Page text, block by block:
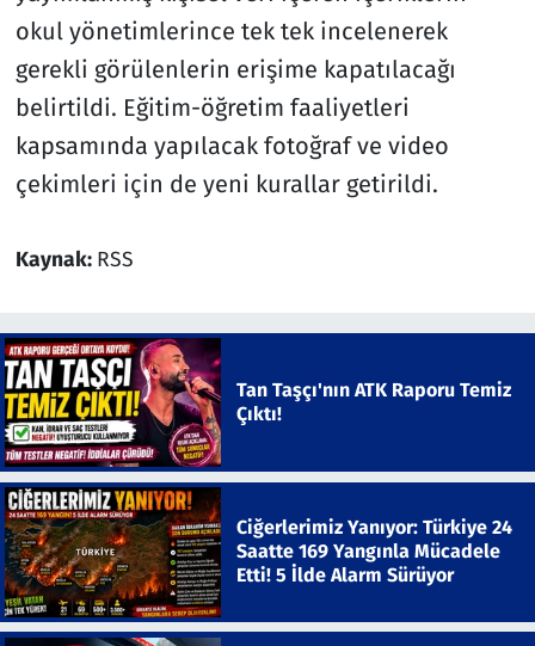
okul yönetimlerince tek tek incelenerek
gerekli görülenlerin erişime kapatılacağı
belirtildi. Eğitim-öğretim faaliyetleri
kapsamında yapılacak fotoğraf ve video
çekimleri için de yeni kurallar getirildi.
Kaynak: RSS
Tan Taşçı'nın ATK Raporu Temiz
Çıktı!
Ciğerlerimiz Yanıyor: Türkiye 24
Saatte 169 Yangınla Mücadele
Etti! 5 İlde Alarm Sürüyor